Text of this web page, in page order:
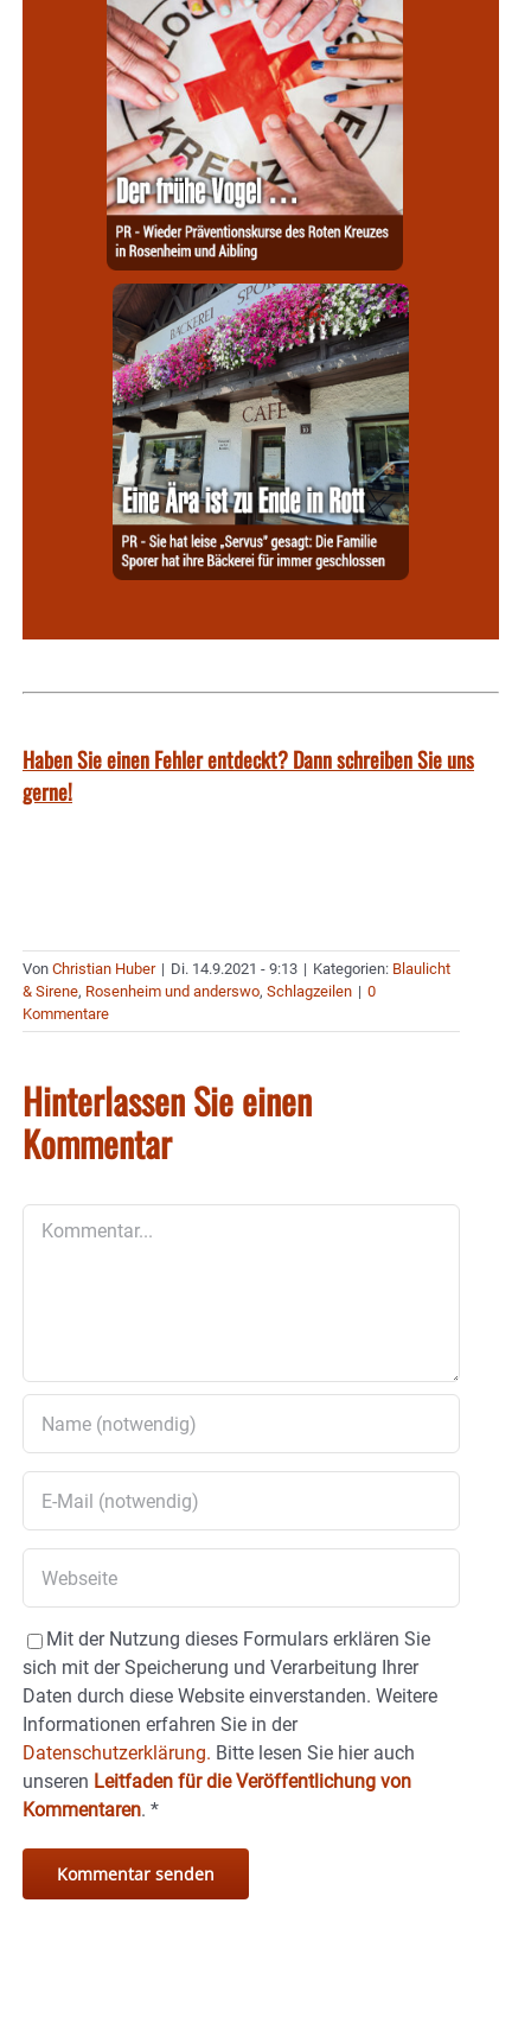
Haben Sie einen Fehler entdeckt? Dann schreiben Sie uns
gerne!
Von Christian Huber | Di. 14.9.2021 - 9:13 | Kategorien: Blaulicht
& Sirene, Rosenheim und anderswo, Schlagzeilen | 0
Kommentare
Hinterlassen Sie einen
Kommentar
Mit der Nutzung dieses Formulars erklären Sie
sich mit der Speicherung und Verarbeitung Ihrer
Daten durch diese Website einverstanden. Weitere
Informationen erfahren Sie in der
Datenschutzerklärung. Bitte lesen Sie hier auch
unseren Leitfaden für die Veröffentlichung von
Kommentaren. *